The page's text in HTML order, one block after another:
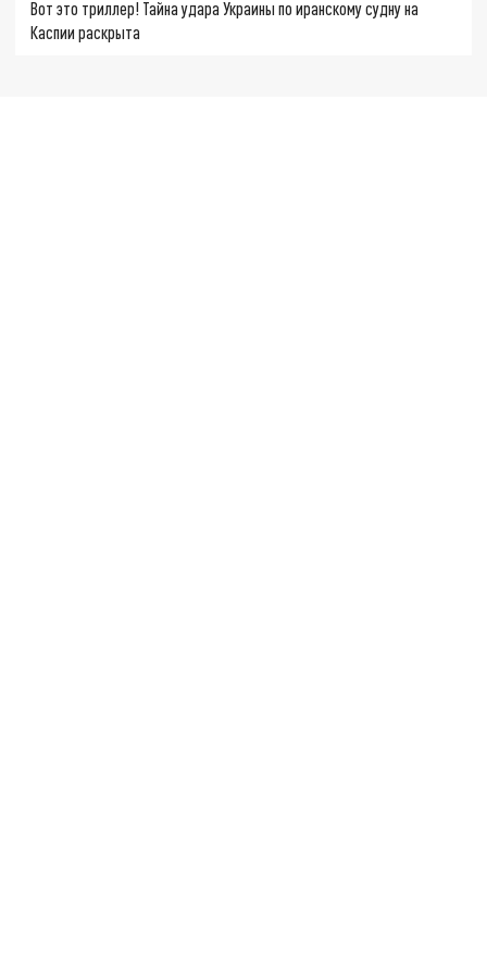
Вот это триллер! Тайна удара Украины по иранскому судну на
Каспии раскрыта